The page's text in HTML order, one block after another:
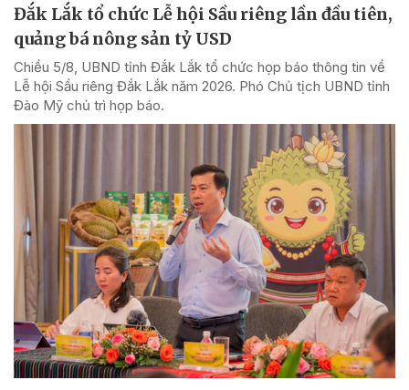
Đắk Lắk tổ chức Lễ hội Sầu riêng lần đầu tiên,
quảng bá nông sản tỷ USD
Chiều 5/8, UBND tỉnh Đắk Lắk tổ chức họp báo thông tin về
Lễ hội Sầu riêng Đắk Lắk năm 2026. Phó Chủ tịch UBND tỉnh
Đào Mỹ chủ trì họp báo.